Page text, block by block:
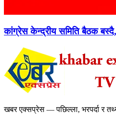
कांग्रेस केन्द्रीय समिति बैठक
खबर एक्सप्रेस — पछिल्ला, भरपर्दा र